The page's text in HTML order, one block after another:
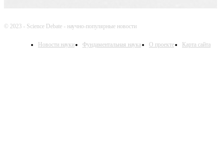
© 2023 - Science Debate - научно-популярные новости
Новости науки Фундаментальная наука О проекте Карта сайта